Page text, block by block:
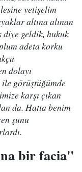
yetişelim
altına alınan
diye geldik, hukuk
adeta korku
dolayı
görüştüğümde
karşı çıkan
da. Hatta benim
şunu
bir facia"